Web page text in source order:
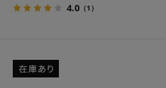
4.0 （1）